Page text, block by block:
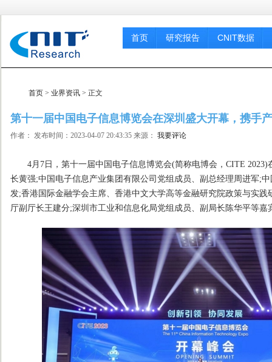
首页 研究报告 CNIT数据
首页 > 业界资讯 > 正文
第十一届中国电子信息博览会在深圳盛大开幕，携手
作者： 发布时间：2023-04-07 20:43:35 来源： 我要评论
4月7日，第十一届中国电子信息博览会(简称电博会，CITE 2023)
长黄强;中国电子信息产业集团有限公司党组成员、副总经理周进军;
发;香港国际金融学会主席、香港中文大学高等金融研究院政策与实
厅副厅长王建分;深圳市工业和信息化局党组成员、副局长陈华平等嘉